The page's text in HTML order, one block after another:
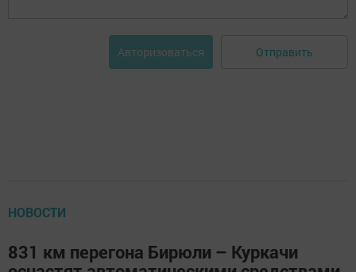
Авторизоваться Отправить
НОВОСТИ
831 км перегона Бирюли – Куркачи